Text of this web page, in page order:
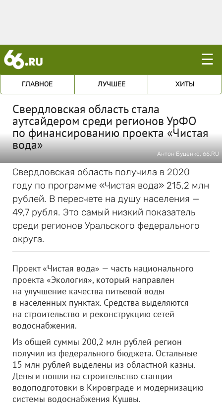
☰
ГЛАВНОЕ ЛУЧШЕЕ ХИТЫ
Свердловская область стала
аутсайдером среди регионов УрФО
по финансированию проекта «Чистая
вода»
Антон Буценко, 66.RU
Свердловская область получила в 2020
году по программе «Чистая вода» 215,2 млн
рублей. В пересчете на душу населения —
49,7 рубля. Это самый низкий показатель
среди регионов Уральского федерального
округа.
Проект «Чистая вода» — часть национального
проекта «Экология», который направлен
на улучшение качества питьевой воды
в населенных пунктах. Средства выделяются
на строительство и реконструкцию сетей
водоснабжения.
Из общей суммы 200,2 млн рублей регион
получил из федерального бюджета. Остальные
15 млн рублей выделены из областной казны.
Деньги пошли на строительство станции
водоподготовки в Кировграде и модернизацию
системы водоснабжения Кушвы.